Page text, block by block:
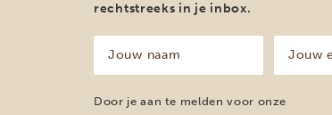
rechtstreeks in je inbox.
naam
(Vereist)
mailadres
(Vereist)
Door je aan te melden voor onze